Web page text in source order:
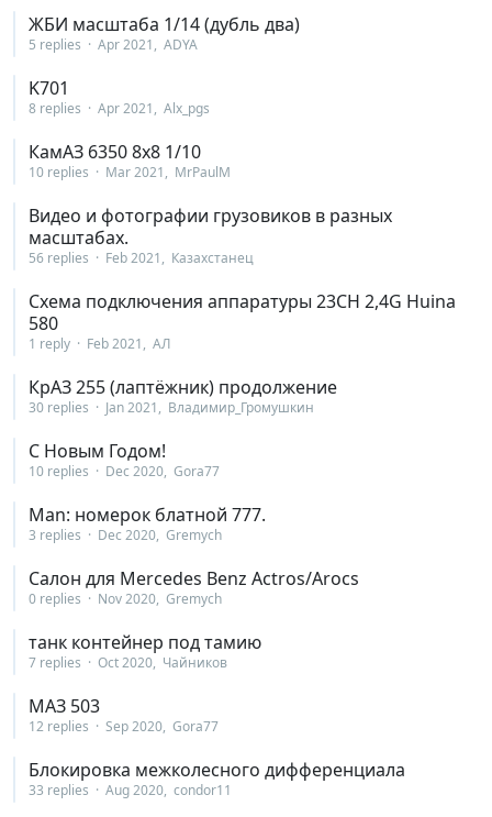
ЖБИ масштаба 1/14 (дубль два)
5 replies Apr 2021 ADYA
K701
8 replies Apr 2021 Alx_pgs
КамАЗ 6350 8х8 1/10
10 replies Mar 2021 MrPaulM
Видео и фотографии грузовиков в разных
масштабах.
56 replies Feb 2021 Казахстанец
Схема подключения аппаратуры 23CH 2,4G Huina
580
1 reply Feb 2021 АЛ
КрАЗ 255 (лаптёжник) продолжение
30 replies Jan 2021 Владимир_Громушкин
С Новым Годом!
10 replies Dec 2020 Gora77
Man: номерок блатной 777.
3 replies Dec 2020 Gremych
Салон для Mercedes Benz Actros/Arocs
0 replies Nov 2020 Gremych
танк контейнер под тамию
7 replies Oct 2020 Чайников
МАЗ 503
12 replies Sep 2020 Gora77
Блокировка межколесного дифференциала
33 replies Aug 2020 condor11